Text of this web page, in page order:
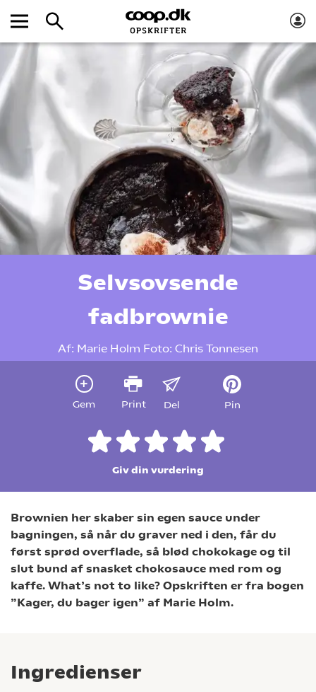
Selvsovsende
fadbrownie
Af: Marie Holm Foto: Chris Tonnesen
Gem Print Del Pin
Giv din vurdering
Brownien her skaber sin egen sauce under
bagningen, så når du graver ned i den, får du
først sprød overflade, så blød chokokage og til
slut bund af snasket chokosauce med rom og
kaffe. What’s not to like? Opskriften er fra bogen
”Kager, du bager igen” af Marie Holm.
Ingredienser